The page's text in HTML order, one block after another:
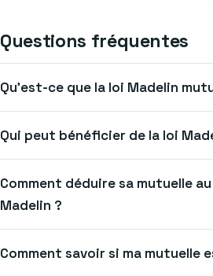
Questions fréquentes
Qu’est-ce que la loi Madelin
Qui peut bénéficier de la loi
Comment déduire sa mutuelle
Madelin ?
Comment savoir si ma mutuelle